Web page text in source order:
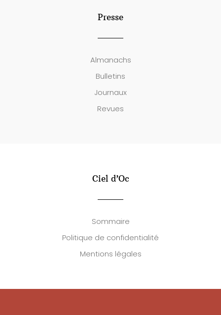
Presse
Almanachs
Bulletins
Journaux
Revues
Ciel d’Oc
Sommaire
Politique de confidentialité
Mentions légales